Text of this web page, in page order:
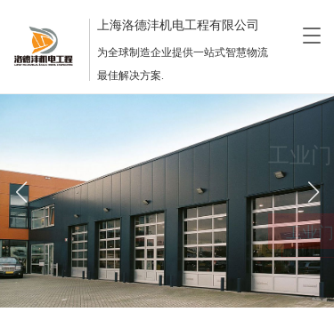
T
l
n
i
g
a
t
i
o
n
上海洛德沣机电工程有限公司
为全球制造企业提供一站式智慧物流
最佳解决方案.
工业门
工业门